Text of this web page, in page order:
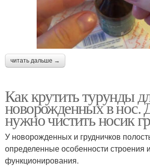
читать дальше →
Как крутить турунды
новорожденных в нос.
нужно чистить носик
У новорожденных и грудничков
определенные особенности строения и
функционирования.